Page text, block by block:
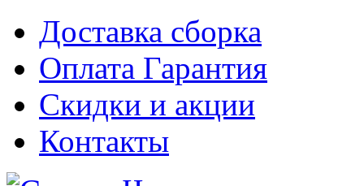
Доставка сборка
Оплата Гарантия
Скидки и акции
Контакты